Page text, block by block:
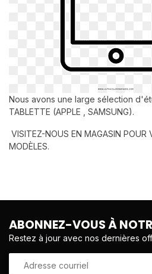
Nous avons une large sélection
TABLETTE (APPLE , SAMSUNG).
VISITEZ-NOUS EN MAGASIN POUR
MODÈLES.
ABONNEZ-VOUS À
Restez à jour avec nos dernières